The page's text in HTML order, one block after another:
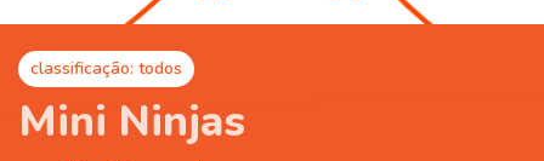
classificação: todos
Mini Ninjas